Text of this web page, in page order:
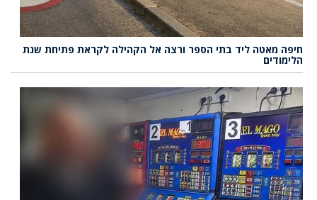
חיפה מאטה ליד בתי הספר ורצה אל הקהילה לקראת פתיחת שנת
הלימודים